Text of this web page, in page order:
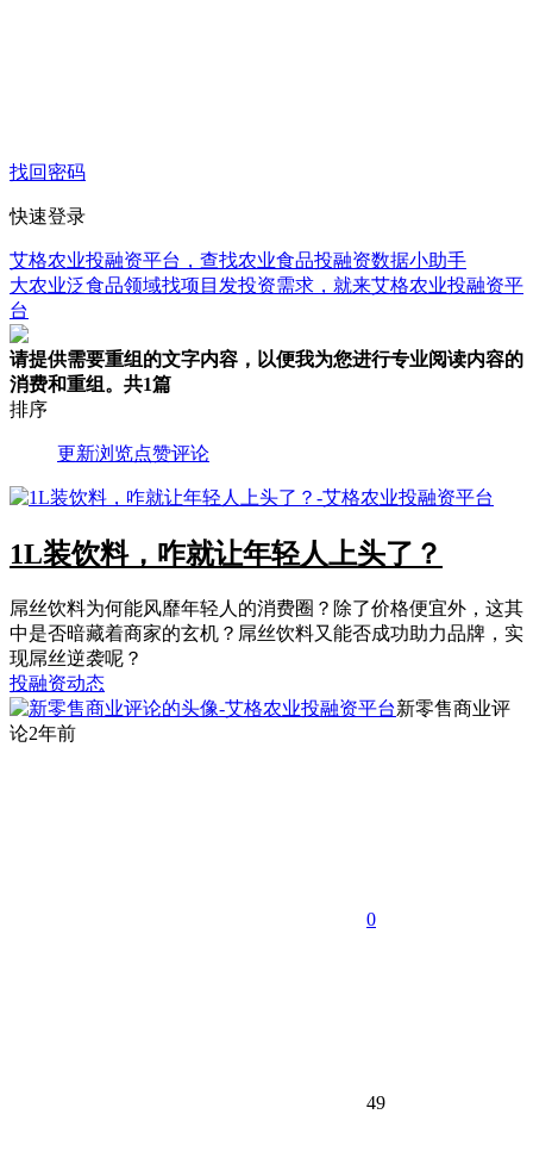
找回密码
快速登录
艾格农业投融资平台，查找农业食品投融资数据小助手
大农业泛食品领域找项目发投资需求，就来艾格农业投融资平
台
请提供需要重组的文字内容，以便我为您进行专业阅读内容的
消费和重组。 共1篇
排序
更新浏览点赞评论
1L装饮料，咋就让年轻人上头了？
屌丝饮料为何能风靡年轻人的消费圈？除了价格便宜外，这其
中是否暗藏着商家的玄机？屌丝饮料又能否成功助力品牌，实
现屌丝逆袭呢？
投融资动态
新零售商业评
论2年前
0
49